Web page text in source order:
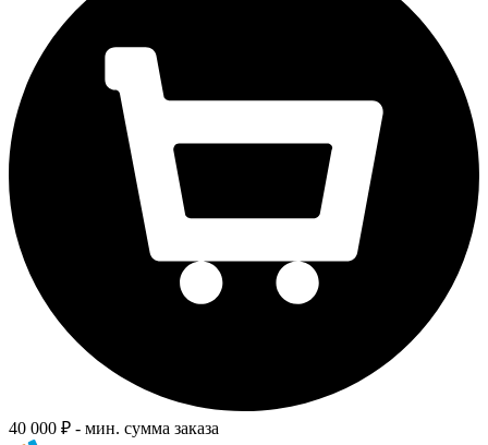
40 000 ₽ - мин. сумма заказа